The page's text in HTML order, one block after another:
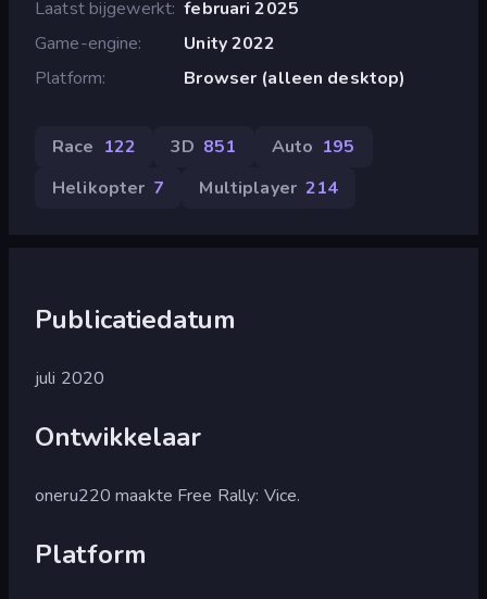
Laatst bijgewerkt februari 2025
Game-engine
Unity 2022
Platform
Browser (alleen desktop)
Race 122 3D 851 Auto 195
Helikopter 7 Multiplayer 214
Publicatiedatum
juli 2020
Ontwikkelaar
oneru220 maakte Free Rally: Vice.
Platform